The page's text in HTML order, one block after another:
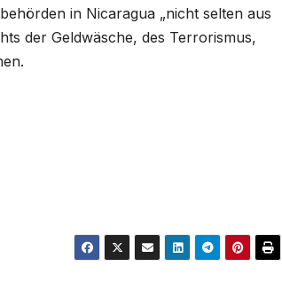
in Nicaragua „nicht selten aus
der Geldwäsche, des Terrorismus,